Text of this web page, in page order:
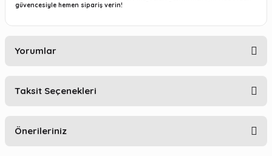
güvencesiyle hemen sipariş verin!
Yorumlar
Taksit Seçenekleri
Önerileriniz